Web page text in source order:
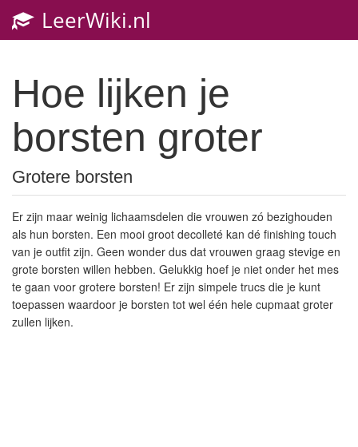
LeerWiki.nl
Hoe lijken je
borsten groter
Grotere borsten
Er zijn maar weinig lichaamsdelen die vrouwen zó bezighouden
als hun borsten. Een mooi groot decolleté kan dé finishing touch
van je outfit zijn. Geen wonder dus dat vrouwen graag stevige en
grote borsten willen hebben. Gelukkig hoef je niet onder het mes
te gaan voor grotere borsten! Er zijn simpele trucs die je kunt
toepassen waardoor je borsten tot wel één hele cupmaat groter
zullen lijken.